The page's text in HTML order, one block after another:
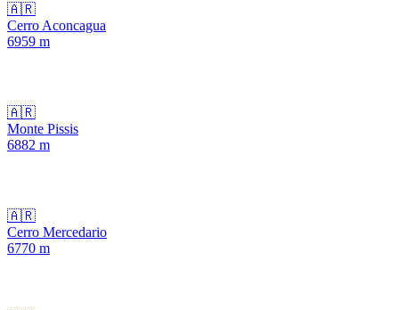
🇦🇷
Cerro Aconcagua
6959 m
🇦🇷
Monte Pissis
6882 m
🇦🇷
Cerro Mercedario
6770 m